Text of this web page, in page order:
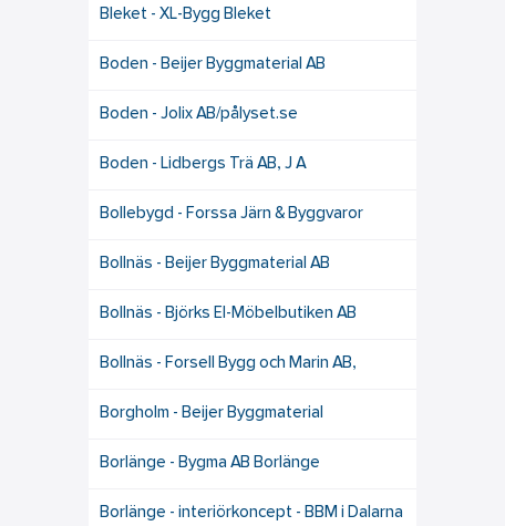
Bleket - XL-Bygg Bleket
Boden - Beijer Byggmaterial AB
Boden - Jolix AB/pålyset.se
Boden - Lidbergs Trä AB, J A
Bollebygd - Forssa Järn & Byggvaror
Bollnäs - Beijer Byggmaterial AB
Bollnäs - Björks El-Möbelbutiken AB
Bollnäs - Forsell Bygg och Marin AB,
Borgholm - Beijer Byggmaterial
Borlänge - Bygma AB Borlänge
Borlänge - interiörkoncept - BBM i Dalarna